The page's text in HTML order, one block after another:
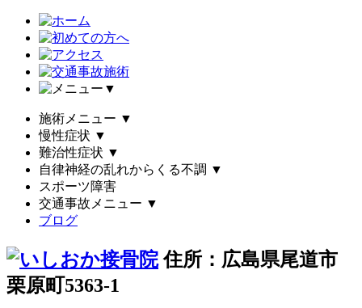
▼
施術メニュー ▼
慢性症状 ▼
難治性症状 ▼
自律神経の乱れからくる不調 ▼
スポーツ障害
交通事故メニュー ▼
ブログ
住所：広島県尾道市
栗原町5363-1